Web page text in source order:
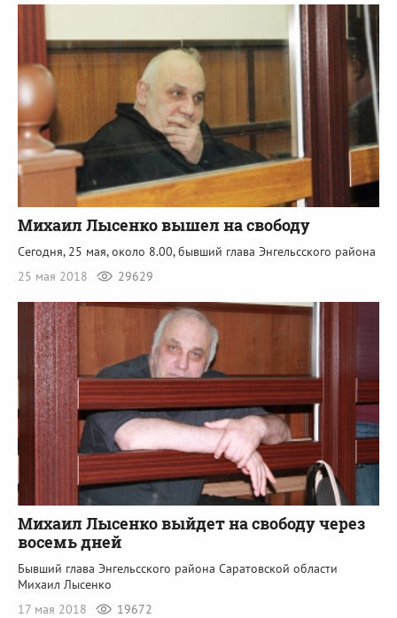
Михаил Лысенко вышел на свободу
Сегодня, 25 мая, около 8.00, бывший глава Энгельсского района
25 мая 2018
29629
Михаил Лысенко выйдет на свободу через
восемь дней
Бывший глава Энгельсского района Саратовской области
Михаил Лысенко
17 мая 2018
19672